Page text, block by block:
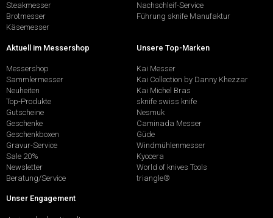
Steakmesser
Brotmesser
Käsemesser
Nachschleif-Service
Führung sknife Manufaktur
Aktuell im Messershop
Messershop
Sammlermesser
Neuheiten
Top-Produkte
Gutscheine
Geschenke
Geschenkboxen
Gravur-Service
Sale 20%
Newsletter
Beratung/Service
Unsere Top-Marken
Kai Messer
Kai Collection by Danny Khezzar
Kai Michel Bras
sknife swiss knife
Nesmuk
Caminada Messer
Güde
Windmühlenmesser
Kyocera
World of knives Tools
triangle®
Unser Engagement